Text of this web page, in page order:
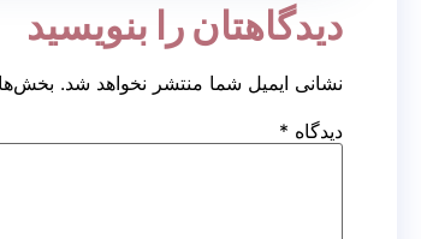
دیدگاهتان را بنویسید
نشانی ایمیل شما منتشر نخواهد شد.
دیدگاه *